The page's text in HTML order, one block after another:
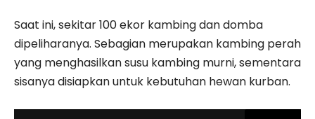
Saat ini, sekitar 100 ekor kambing dan domba
dipeliharanya. Sebagian merupakan kambing perah
yang menghasilkan susu kambing murni, sementara
sisanya disiapkan untuk kebutuhan hewan kurban.